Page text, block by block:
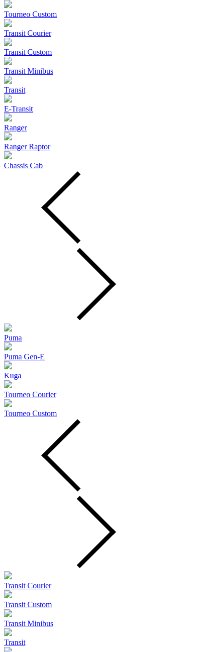
Tourneo Custom
Transit Courier
Transit Custom
Transit Minibus
Transit
E-Transit
Ranger
Ranger Raptor
Chassis Cab
Puma
Puma Gen‑E
Kuga
Tourneo Courier
Tourneo Custom
Transit Courier
Transit Custom
Transit Minibus
Transit